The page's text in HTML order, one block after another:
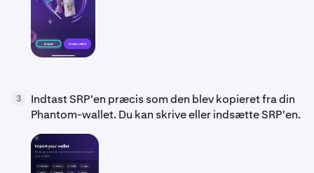
3
Indtast SRP'en præcis som den blev kopieret fra din
Phantom-wallet. Du kan skrive eller indsætte SRP'en.